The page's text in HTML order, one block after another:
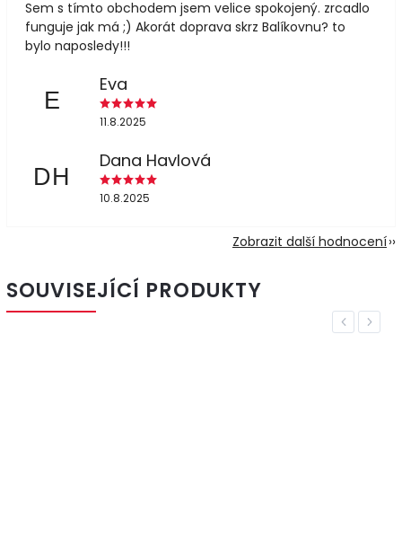
Sem s tímto obchodem jsem velice spokojený. zrcadlo
funguje jak má ;) Akorát doprava skrz Balíkovnu? to
bylo naposledy!!!
E
Eva
11.8.2025
DH
Dana Havlová
10.8.2025
Zobrazit další hodnocení
SOUVISEJÍCÍ PRODUKTY
Previous
Next